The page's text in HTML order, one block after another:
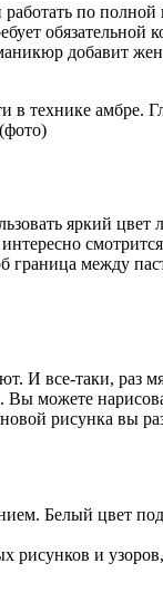
по
обязательной
добавит
в технике амбре.
яркий цвет
между
И все-таки, раз
можете
рисунка вы
Белый цвет
рисунков и